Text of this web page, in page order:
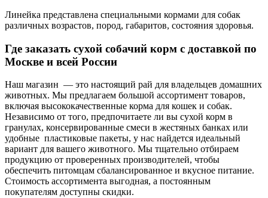
Линейка представлена специальными кормами для собак
различных возрастов, пород, габаритов, состояния здоровья.
Где заказать сухой собачий корм с доставкой по
Москве и всей России
Наш магазин — это настоящий рай для владельцев домашних
животных. Мы предлагаем большой ассортимент товаров,
включая высококачественные корма для кошек и собак.
Независимо от того, предпочитаете ли вы сухой корм в
гранулах, консервированные смеси в жестяных банках или
удобные пластиковые пакеты, у нас найдется идеальный
вариант для вашего животного. Мы тщательно отбираем
продукцию от проверенных производителей, чтобы
обеспечить питомцам сбалансированное и вкусное питание.
Стоимость ассортимента выгодная, а постоянным
покупателям доступны скидки.